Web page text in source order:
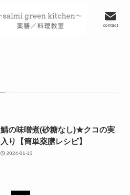
contact
鯖の味噌煮(砂糖なし)★クコの実
入り【簡単薬膳レシピ】
2024-01-13